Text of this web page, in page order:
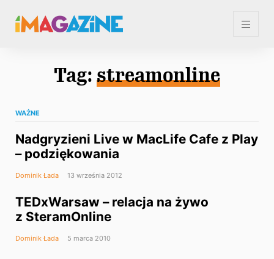
Tag: streamonline
WAŻNE
Nadgryzieni Live w MacLife Cafe z Play
– podziękowania
Dominik Łada 13 września 2012
TEDxWarsaw – relacja na żywo
z SteramOnline
Dominik Łada 5 marca 2010